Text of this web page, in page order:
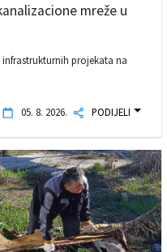
mreže u
projekata na
05. 8. 2026. PODIJELI